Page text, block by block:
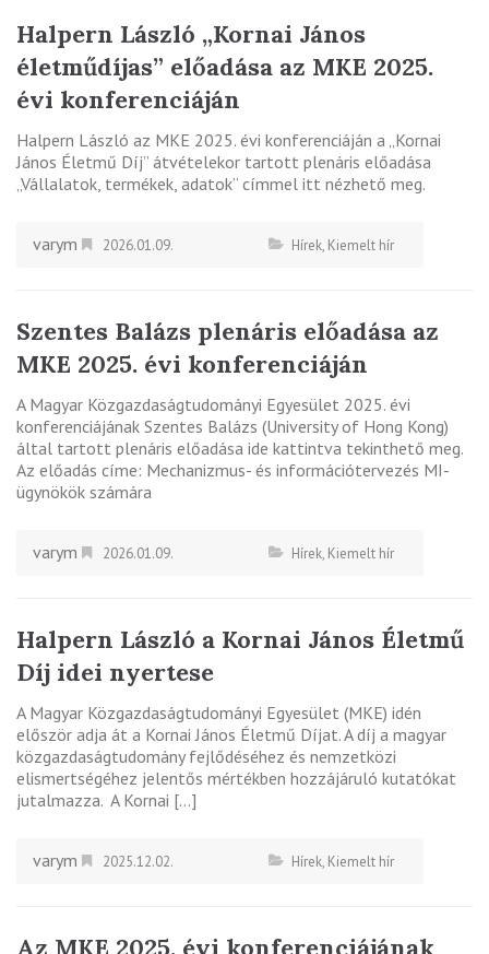
Halpern László „Kornai János
életműdíjas” előadása az MKE 2025.
évi konferenciáján
Halpern László az MKE 2025. évi konferenciáján a „Kornai
János Életmű Díj” átvételekor tartott plenáris előadása
„Vállalatok, termékek, adatok” címmel itt nézhető meg.
varym 2026.01.09. Hírek, Kiemelt hír
Szentes Balázs plenáris előadása az
MKE 2025. évi konferenciáján
A Magyar Közgazdaságtudományi Egyesület 2025. évi
konferenciájának Szentes Balázs (University of Hong Kong)
által tartott plenáris előadása ide kattintva tekinthető meg.
Az előadás címe: Mechanizmus- és információtervezés MI-
ügynökök számára
varym 2026.01.09. Hírek, Kiemelt hír
Halpern László a Kornai János Életmű
Díj idei nyertese
A Magyar Közgazdaságtudományi Egyesület (MKE) idén
először adja át a Kornai János Életmű Díjat. A díj a magyar
közgazdaságtudomány fejlődéséhez és nemzetközi
elismertségéhez jelentős mértékben hozzájáruló kutatókat
jutalmazza. A Kornai […]
varym 2025.12.02. Hírek, Kiemelt hír
Az MKE 2025. évi konferenciájának